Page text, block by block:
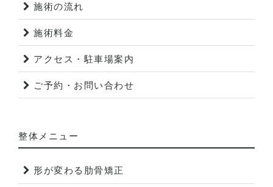
施術の流れ
施術料金
アクセス・駐車場案内
ご予約・お問い合わせ
整体メニュー
形が変わる肋骨矯正